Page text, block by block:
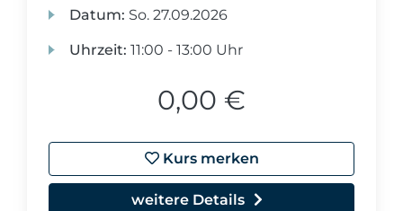
Datum: So. 27.09.2026
Uhrzeit: 11:00 - 13:00 Uhr
0,00 €
Kurs merken
weitere Details